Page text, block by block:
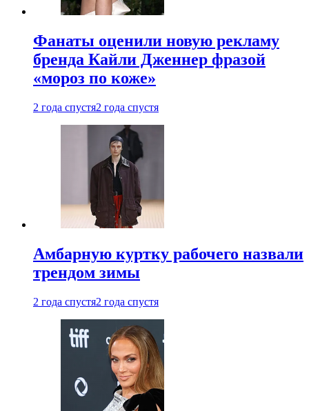
Фанаты оценили новую рекламу
бренда Кайли Дженнер фразой
«мороз по коже»
2 года спустя2 года спустя
Амбарную куртку рабочего назвали
трендом зимы
2 года спустя2 года спустя